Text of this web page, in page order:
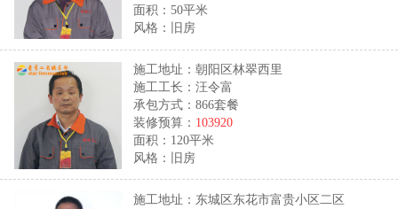
面积：50平米
风格：旧房
施工地址：朝阳区林翠西里
施工工长：汪令富
承包方式：866套餐
装修预算： 103920
面积：120平米
风格：旧房
施工地址：东城区东花市富贵小区二区